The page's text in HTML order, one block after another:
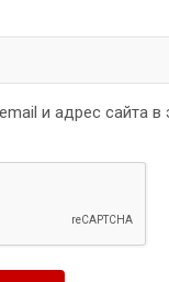
и адрес сайта